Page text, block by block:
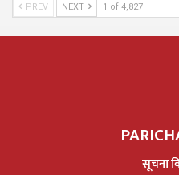
PREV NEXT 1 of 4,827
सूचना